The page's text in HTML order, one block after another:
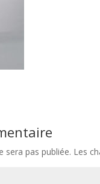
sera pas publiée. Les